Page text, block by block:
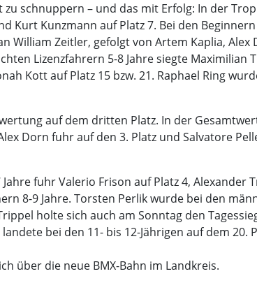
schnuppern – und das mit Erfolg: In der
Kurt Kunzmann auf Platz 7. Bei den Beginnern
William Zeitler, gefolgt von Artem Kaplia, Alex
Lizenzfahrern 5-8 Jahre siegte Maximilian
Kott auf Platz 15 bzw. 21. Raphael Ring
auf dem dritten Platz. In der
Dorn fuhr auf den 3. Platz und Salvatore
fuhr Valerio Frison auf Platz 4, Alexander
8-9 Jahre. Torsten Perlik wurde bei den
holte sich auch am Sonntag den
bei den 11- bis 12-Jährigen auf dem 20.
über die neue BMX-Bahn im Landkreis.